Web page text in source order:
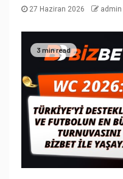
27 Haziran 2026 admin
3 min read